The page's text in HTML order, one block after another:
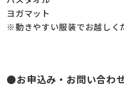
ヨガマット
※動きやすい服装でお越しく
●お申込み・お問い合わ